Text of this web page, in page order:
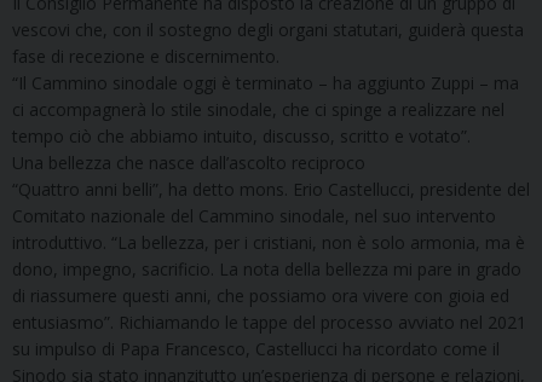
vescovi che, con il sostegno degli organi statutari, guiderà questa
fase di recezione e discernimento.
“Il Cammino sinodale oggi è terminato – ha aggiunto Zuppi – ma
ci accompagnerà lo stile sinodale, che ci spinge a realizzare nel
tempo ciò che abbiamo intuito, discusso, scritto e votato”.
Una bellezza che nasce dall’ascolto reciproco
“Quattro anni belli”, ha detto mons. Erio Castellucci, presidente del
Comitato nazionale del Cammino sinodale, nel suo intervento
introduttivo. “La bellezza, per i cristiani, non è solo armonia, ma è
dono, impegno, sacrificio. La nota della bellezza mi pare in grado
di riassumere questi anni, che possiamo ora vivere con gioia ed
entusiasmo”. Richiamando le tappe del processo avviato nel 2021
su impulso di Papa Francesco, Castellucci ha ricordato come il
Sinodo sia stato innanzitutto un’esperienza di persone e relazioni,